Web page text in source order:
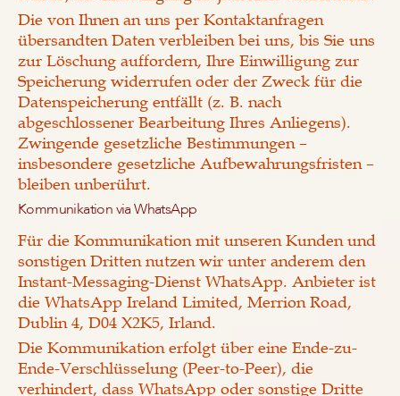
Die von Ihnen an uns per Kontaktanfragen
übersandten Daten verbleiben bei uns, bis Sie uns
zur Löschung auffordern, Ihre Einwilligung zur
Speicherung widerrufen oder der Zweck für die
Datenspeicherung entfällt (z. B. nach
abgeschlossener Bearbeitung Ihres Anliegens).
Zwingende gesetzliche Bestimmungen –
insbesondere gesetzliche Aufbewahrungsfristen –
bleiben unberührt.
Kommunikation via WhatsApp
Für die Kommunikation mit unseren Kunden und
sonstigen Dritten nutzen wir unter anderem den
Instant-Messaging-Dienst WhatsApp. Anbieter ist
die WhatsApp Ireland Limited, Merrion Road,
Dublin 4, D04 X2K5, Irland.
Die Kommunikation erfolgt über eine Ende-zu-
Ende-Verschlüsselung (Peer-to-Peer), die
verhindert, dass WhatsApp oder sonstige Dritte